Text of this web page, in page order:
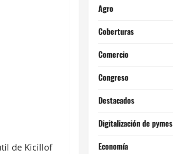
de Kicillof
Agro
Coberturas
Comercio
Congreso
Destacados
Digitalización de pymes
Economía